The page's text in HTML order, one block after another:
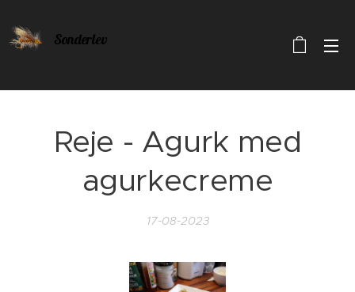
Sonderlev
Reje - Agurk med
agurkecreme
17-08-2023